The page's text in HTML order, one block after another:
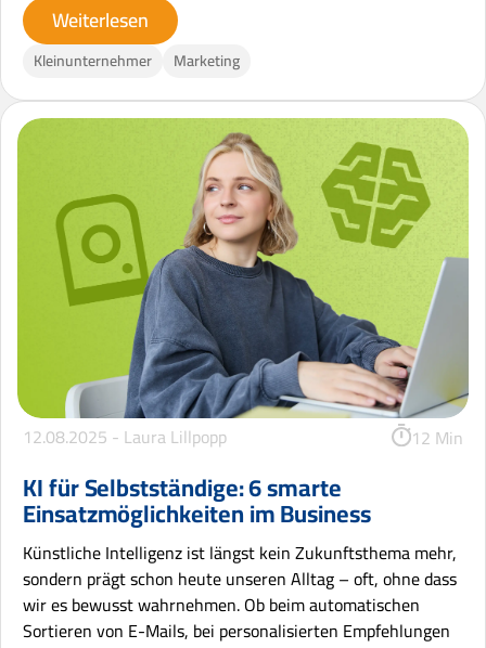
Weiterlesen
Kleinunternehmer Marketing
12.08.2025 - Laura Lillpopp 12 Min
KI für Selbstständige: 6 smarte
Einsatzmöglichkeiten im Business
Künstliche Intelligenz ist längst kein Zukunftsthema mehr,
sondern prägt schon heute unseren Alltag – oft, ohne dass
wir es bewusst wahrnehmen. Ob beim automatischen
Sortieren von E-Mails, bei personalisierten Empfehlungen